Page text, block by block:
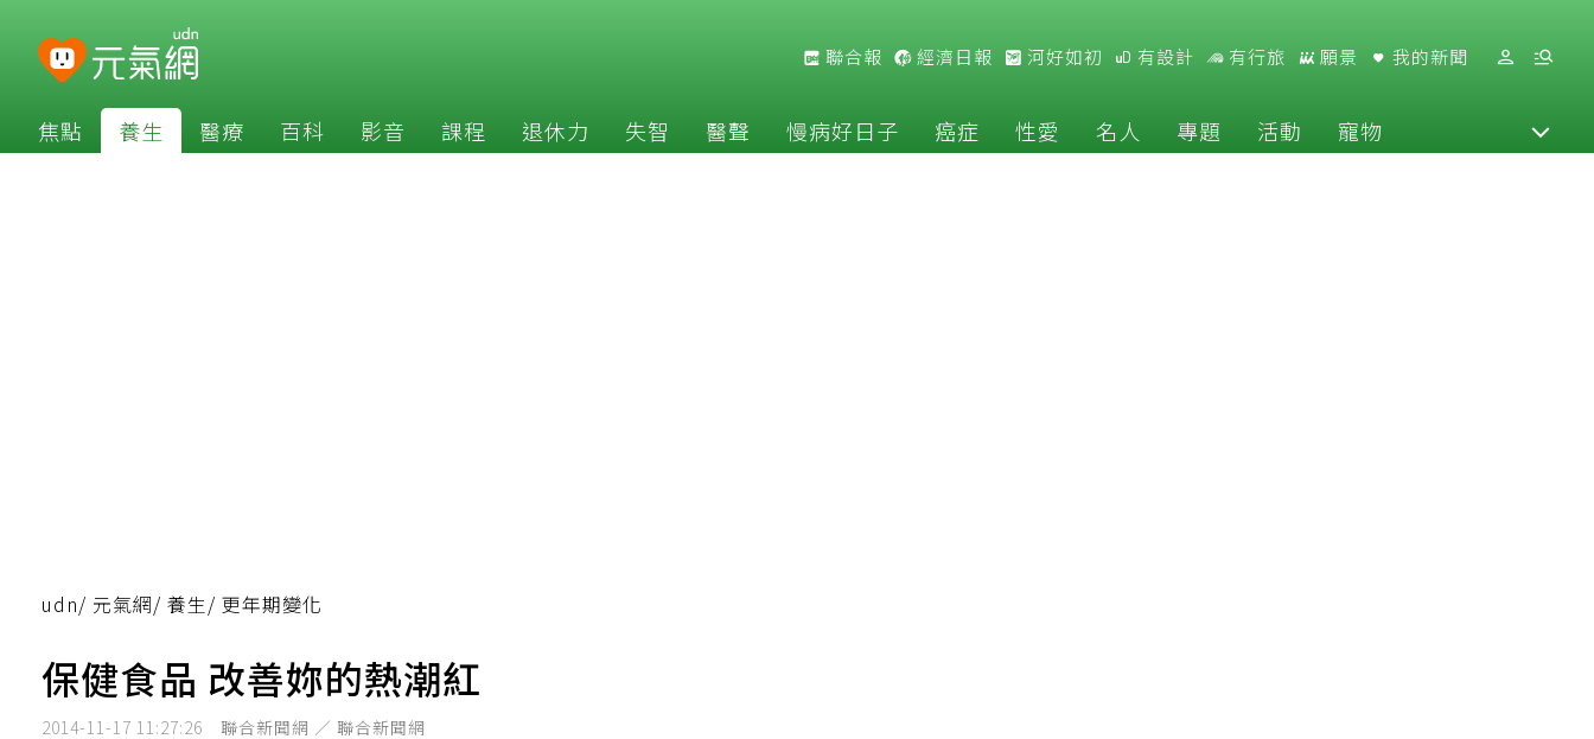
聯合報 經濟日報 河好如初 有設計 有行旅 願景 我的新聞
焦點 養生 醫療 百科 影音 課程 退休力 失智 醫聲 慢病好日子 癌症 性愛 名人 專題 活動 寵物
udn/ 元氣網/ 養生/ 更年期變化
保健食品 改善妳的熱潮紅
2014-11-17 11:27:26 聯合新聞網 ／ 聯合新聞網